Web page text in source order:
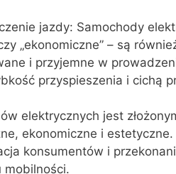
jazdy: Samochody
„ekonomiczne” – są
i przyjemne w
przyspieszenia i cichą
elektrycznych jest
ekonomiczne i
konsumentów i
mobilności.